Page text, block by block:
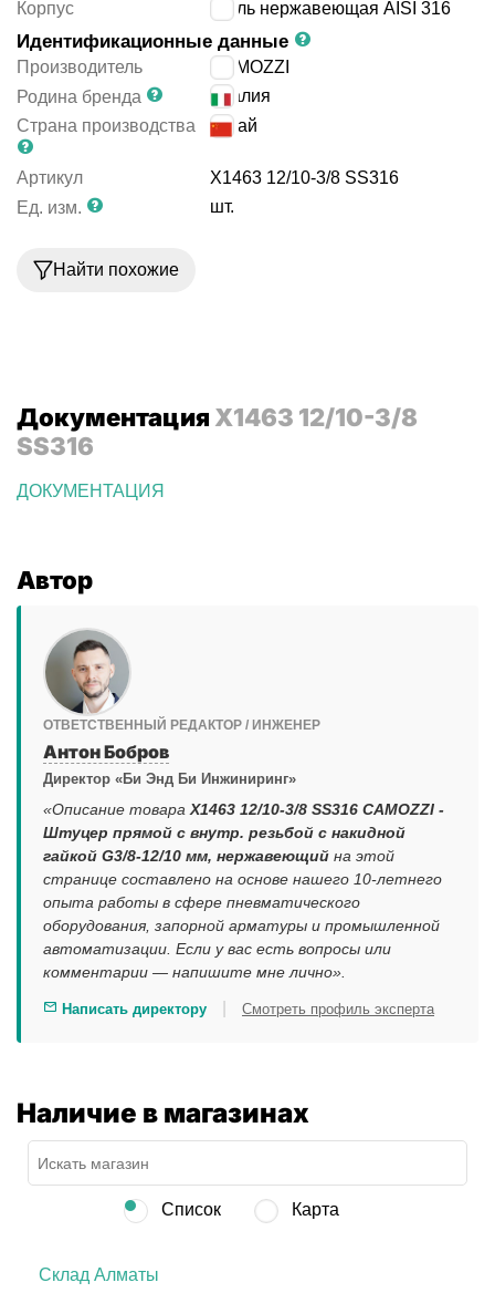
Корпус сталь нержавеющая AISI 316
Идентификационные данные
Производитель
CAMOZZI
Родина бренда
Италия
Страна производства
Китай
Артикул
X1463 12/10-3/8 SS316
Ед. изм.
шт.
Найти похожие
Документация X1463 12/10-3/8
SS316
ДОКУМЕНТАЦИЯ
Автор
ОТВЕТСТВЕННЫЙ РЕДАКТОР / ИНЖЕНЕР
Антон Бобров
Директор «Би Энд Би Инжиниринг»
«Описание товараX1463 12/10-3/8 SS316 CAMOZZI -
Штуцер прямой с внутр. резьбой с накидной
гайкой G3/8-12/10 мм, нержавеющий на этой
странице составлено на основе нашего 10-летнего
опыта работы в сфере пневматического
оборудования, запорной арматуры и промышленной
автоматизации. Если у вас есть вопросы или
комментарии — напишите мне лично».
Написать директору Смотреть профиль эксперта
Наличие в магазинах
Список Карта
Склад Алматы